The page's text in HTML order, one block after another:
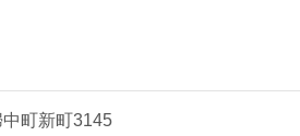
中町新町3145